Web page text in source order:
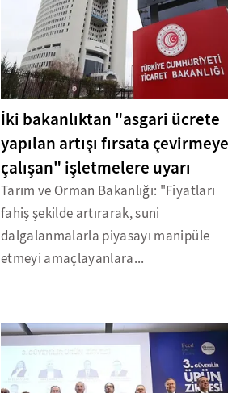
İki bakanlıktan "asgari ücrete
yapılan artışı fırsata çevirmeye
çalışan" işletmelere uyarı
Tarım ve Orman Bakanlığı: "Fiyatları
fahiş şekilde artırarak, suni
dalgalanmalarla piyasayı manipüle
etmeyi amaçlayanlara...